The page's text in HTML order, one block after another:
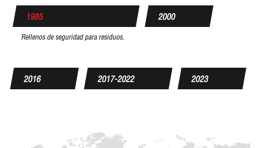
1985
Rellenos de seguridad para residuos.
2000
2016 2017-2022 2023